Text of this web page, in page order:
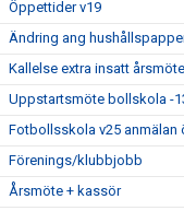
Öppettider v19
Ändring ang
Kallelse extra insatt årsmöte
Uppstartsmöte bollskola -
Fotbollsskola v25 anmälan
Förenings/klubbjobb
Årsmöte + kassör